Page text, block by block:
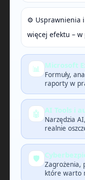
⚙️ Usprawnienia
więcej efektu –
📊 Microsoft
Formuły,
raporty w
🤖 AI Tools i
Narzędzia
realnie
🛡️
Zagrożenia,
które warto